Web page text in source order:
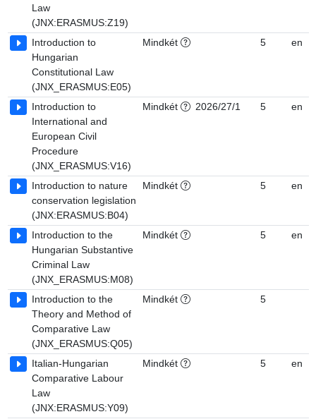
Law
(JNX:ERASMUS:Z19)
Introduction to
Hungarian
Constitutional Law
(JNX_ERASMUS:E05)
Mindkét 5 en
Introduction to
International and
European Civil
Procedure
(JNX_ERASMUS:V16)
Mindkét 2026/27/1 5 en
Introduction to nature
conservation legislation
(JNX:ERASMUS:B04)
Mindkét 5 en
Introduction to the
Hungarian Substantive
Criminal Law
(JNX_ERASMUS:M08)
Mindkét 5 en
Introduction to the
Theory and Method of
Comparative Law
(JNX_ERASMUS:Q05)
Mindkét 5
Italian-Hungarian
Comparative Labour
Law
(JNX:ERASMUS:Y09)
Mindkét 5 en